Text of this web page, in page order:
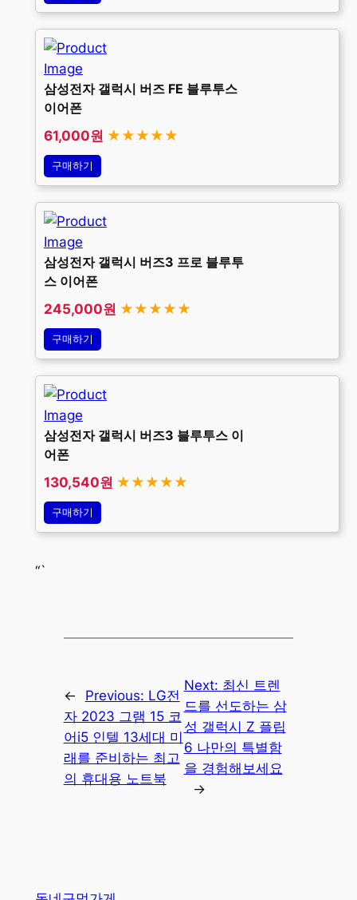
삼성전자 갤럭시 버즈 FE 블루투스
이어폰
61,000원 ★★★★★
구매하기
삼성전자 갤럭시 버즈3 프로 블루투
스 이어폰
245,000원 ★★★★★
구매하기
삼성전자 갤럭시 버즈3 블루투스 이
어폰
130,540원 ★★★★★
구매하기
“`
← Previous: LG전
자 2023 그램 15 코
어i5 인텔 13세대 미
래를 준비하는 최고
의 휴대용 노트북
Next: 최신 트렌
드를 선도하는 삼
성 갤럭시 Z 플립
6 나만의 특별함
을 경험해보세요
→